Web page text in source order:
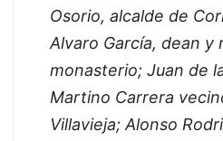
Osorio, alcalde de
Alvaro García, dean y
monasterio; Juan de
Martino Carrera
Villavieja; Alonso